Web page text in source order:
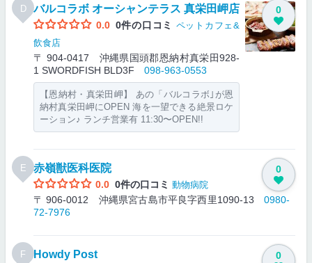
D バルコラボ オーシャンテラス 真栄田岬店
0.0 0件の口コミ
ペットカフェ&
飲食店
〒 904-0417 沖縄県国頭郡恩納村真栄田928-
1 SWORDFISH BLD3F 098-963-0553
【恩納村・真栄田岬】 あの「バルコラボ｣が恩
納村真栄田岬にOPEN 海を一望できる絶景ロケ
ーション♪ ランチ営業有 11:30〜OPEN!!
0
E 赤嶺獣医科医院
0.0 0件の口コミ 動物病院
〒 906-0012 沖縄県宮古島市平良字西里1090-13 0980-
72-7976
0
F Howdy Post 0